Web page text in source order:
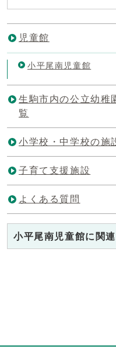
児童館
小平尾南児童館
生駒市内の公立幼稚
覧
小学校・中学校の施
子育て支援施設
よくある質問
小平尾南児童館に関